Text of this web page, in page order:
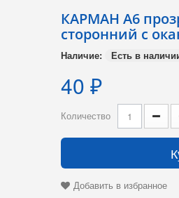
КАРМАН А6
сторонний с
Наличие: Есть в
40 ₽
Количество
Добавить в избранное